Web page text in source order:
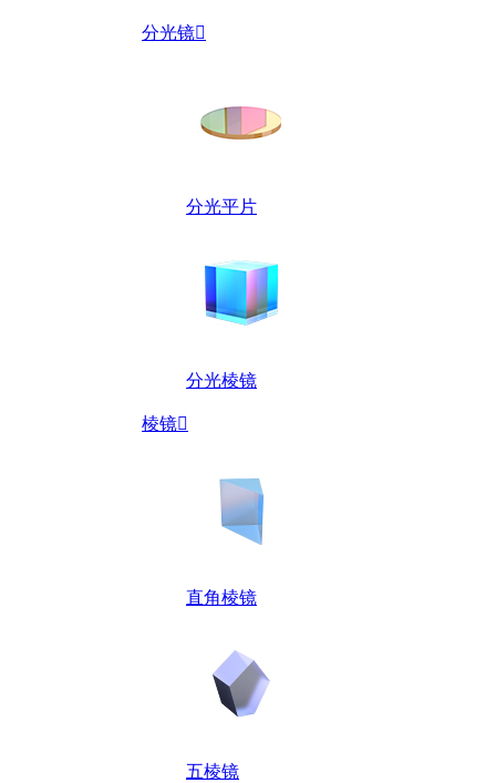
分光镜
分光平片
分光棱镜
棱镜
直角棱镜
五棱镜